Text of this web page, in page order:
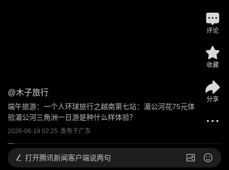
@木子旅行
端午旅游：一个人环球旅行之越南第七站：湄公河花75元体
验湄公河三角洲一日游是种什么样体验？
2026-06-19 02:25 发布于广东
评论
收藏
分享
打开腾讯新闻客户端说两句